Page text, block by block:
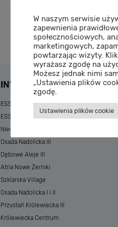
INWESTYCJE
ESSENSE Baltic Resort&SPA
ESSENSE Baltic Resort&SPA II
Niedziałkowskiego Park
Osada Nadolicka III
Dębowe Aleje III
Atria Nowe Żerniki
Szklarska Village
Osada Nadolicka I i II
Przystań Królewiecka III
Królewiecka Centrum
W naszym serwisie
zapewnienia
społecznościowych,
marketingowych,
powtarzając wizyty.
wyrażasz zgodę na
Możesz jednak nimi
„Ustawienia plików
zgodę.
Ustawienia plików cookie